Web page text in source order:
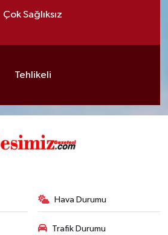
Çok Sağlıksız
Tehlikeli
Hava Durumu
Trafik Durumu